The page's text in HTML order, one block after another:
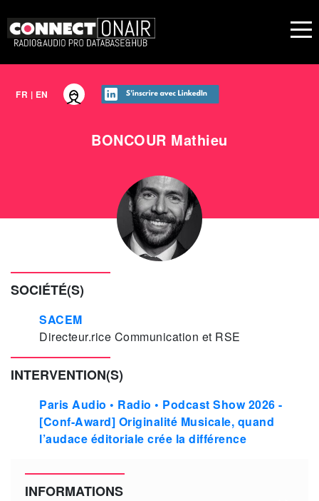
FR | EN
BONCOUR Mathieu
SOCIÉTÉ(S)
SACEM
Directeur.rice Communication et RSE
INTERVENTION(S)
Paris Audio • Radio • Podcast Show 2026 -
[Conf-Award] Originalité Musicale, quand
l’audace éditoriale crée la différence
INFORMATIONS